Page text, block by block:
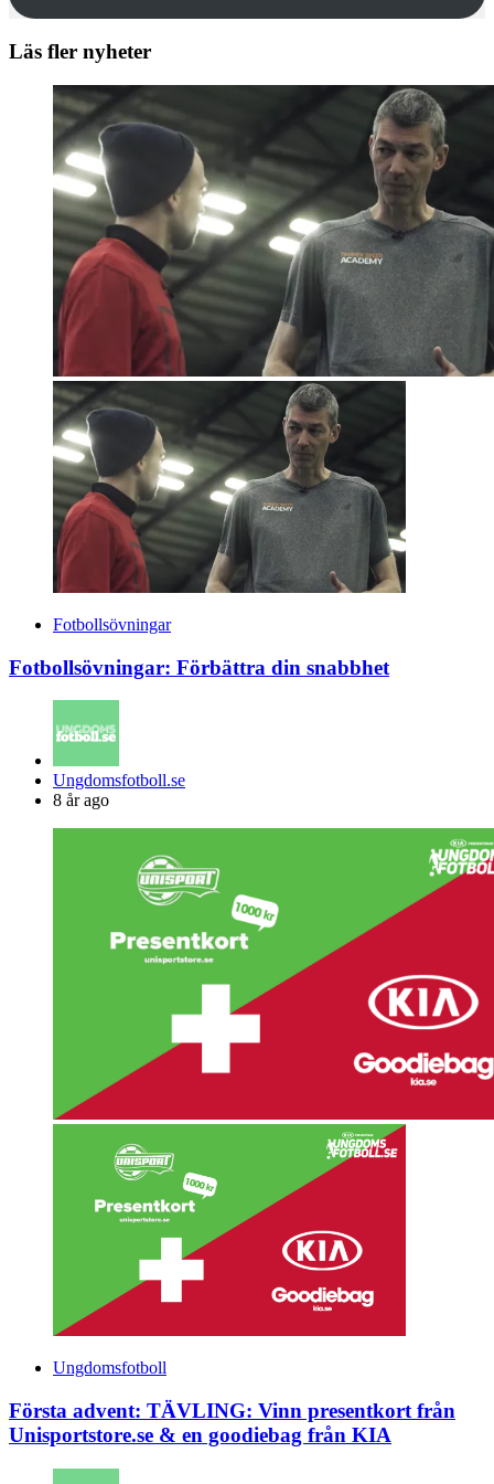
Läs fler nyheter
Fotbollsövningar
Fotbollsövningar: Förbättra din snabbhet
Posted
by
Ungdomsfotboll.se
8 år ago
Ungdomsfotboll
Första advent: TÄVLING: Vinn presentkort från
Unisportstore.se & en goodiebag från KIA